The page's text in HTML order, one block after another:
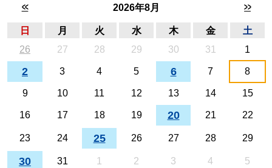
<< 2026年8月 >>
日 月 火 水 木 金
土
26
27 28 29 30 31 1
2 3 4 5 6 7 8
9 10 11 12 13 14 15
16 17 18 19 20 21 22
23 24 25 26 27 28 29
30 31 1 2 3 4 5